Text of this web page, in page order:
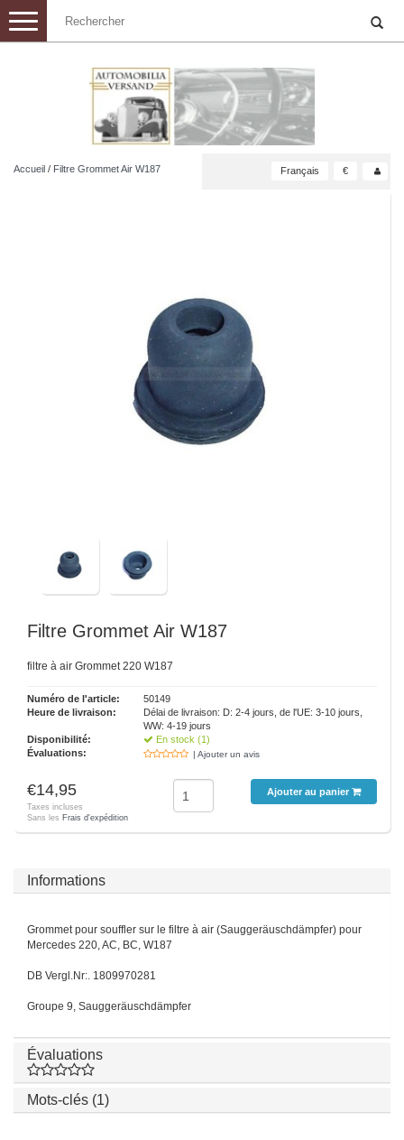
Toggle
navigation
Accueil / Filtre Grommet Air W187 Français €
Filtre Grommet Air W187
filtre à air Grommet 220 W187
Numéro de l'article:
50149
Heure de livraison:
Délai de livraison: D: 2-4 jours, de l'UE: 3-10 jours,
WW: 4-19 jours
Disponibilité:
En stock (1)
Évaluations:
| Ajouter un avis
€14,95
Taxes incluses
Sans les Frais d'expédition
Ajouter au panier
Informations
Grommet pour souffler sur le filtre à air (Sauggeräuschdämpfer) pour
Mercedes 220, AC, BC, W187
DB Vergl.Nr:. 1809970281
Groupe 9, Sauggeräuschdämpfer
Évaluations
Mots-clés (1)